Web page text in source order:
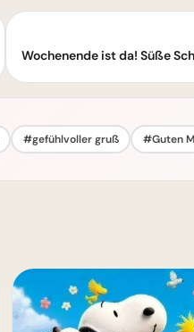
Wochenende ist da! Süße
#gefühlvoller gruß #Guten